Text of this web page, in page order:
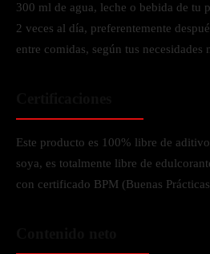
300 ml de agua, leche o bebida de tu
2 veces al día, preferentemente
entre comidas, según tus necesidades
Este producto es 100% libre de
soya, es totalmente libre de
con certificado BPM (Buenas